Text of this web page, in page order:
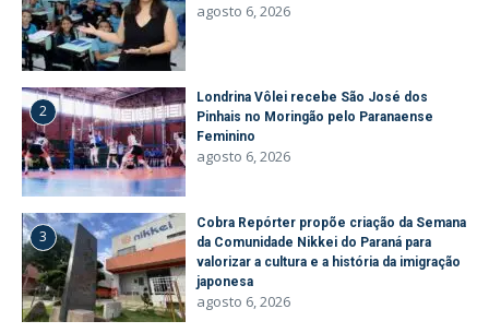
agosto 6, 2026
2
Londrina Vôlei recebe São José dos
Pinhais no Moringão pelo Paranaense
Feminino
agosto 6, 2026
3
Cobra Repórter propõe criação da Semana
da Comunidade Nikkei do Paraná para
valorizar a cultura e a história da imigração
japonesa
agosto 6, 2026